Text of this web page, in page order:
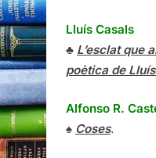
Lluís Casals
♣ L’esclat que
poètica de
Alfonso R.
♠ Coses.